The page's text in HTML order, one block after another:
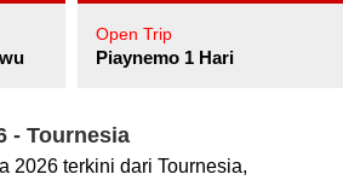
Open Trip
Piaynemo 1 Hari
- Tournesia
2026 terkini dari Tournesia,